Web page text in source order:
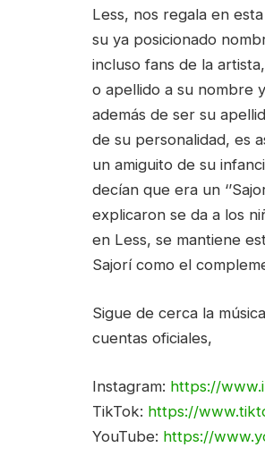
Less, nos regala en
su ya posicionado
incluso fans de la
o apellido a su nombre
además de ser su
de su personalidad, es
un amiguito de su
decían que era un
explicaron se da a los
en Less, se mantiene
Sajorí como el
Sigue de cerca la
cuentas oficiales,
Instagram: https://
TikTok: https://
YouTube: https://